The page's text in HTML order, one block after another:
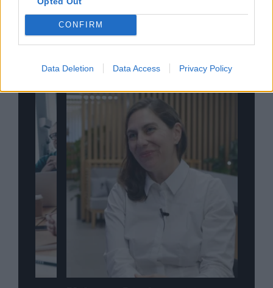
CONFIRM
Data Deletion Data Access Privacy Policy